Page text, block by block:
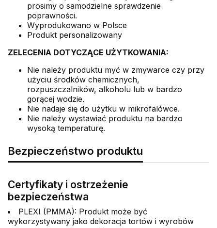
prosimy o samodzielne sprawdzenie
poprawności.
Wyprodukowano w Polsce
Produkt personalizowany
ZELECENIA DOTYCZĄCE UŻYTKOWANIA:
Nie należy produktu myć w zmywarce czy przy
użyciu środków chemicznych,
rozpuszczalników, alkoholu lub w bardzo
gorącej wodzie.
Nie nadaje się do użytku w mikrofalówce.
Nie należy wystawiać produktu na bardzo
wysoką temperaturę.
Bezpieczeństwo produktu
Certyfikaty i ostrzeżenie
bezpieczeństwa
PLEXI (PMMA): Produkt może być
wykorzystywany jako dekoracja tortów i wyrobów